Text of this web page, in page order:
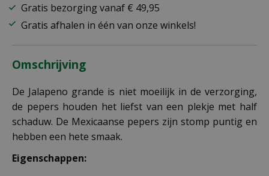
Gratis bezorging vanaf € 49,95
Gratis afhalen in één van onze winkels!
Omschrijving
De Jalapeno grande is niet moeilijk in de verzorging,
de pepers houden het liefst van een plekje met half
schaduw. De Mexicaanse pepers zijn stomp puntig en
hebben een hete smaak.
Eigenschappen: